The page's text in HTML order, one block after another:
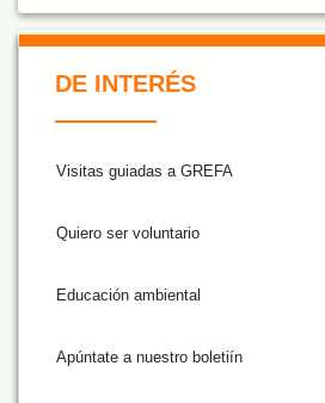
De Interés NARANJA
DE INTERÉS
Visitas guiadas a GREFA
Quiero ser voluntario
Educación ambiental
Apúntate a nuestro boletiín